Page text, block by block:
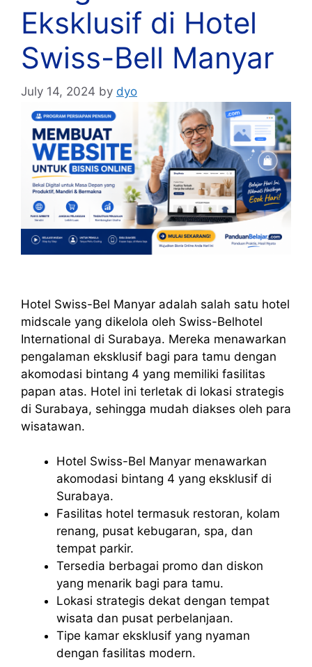
Eksklusif di Hotel
Swiss-Bell Manyar
July 14, 2024 by dyo
Hotel Swiss-Bel Manyar adalah salah satu hotel
midscale yang dikelola oleh Swiss-Belhotel
International di Surabaya. Mereka menawarkan
pengalaman eksklusif bagi para tamu dengan
akomodasi bintang 4 yang memiliki fasilitas
papan atas. Hotel ini terletak di lokasi strategis
di Surabaya, sehingga mudah diakses oleh para
wisatawan.
Hotel Swiss-Bel Manyar menawarkan
akomodasi bintang 4 yang eksklusif di
Surabaya.
Fasilitas hotel termasuk restoran, kolam
renang, pusat kebugaran, spa, dan
tempat parkir.
Tersedia berbagai promo dan diskon
yang menarik bagi para tamu.
Lokasi strategis dekat dengan tempat
wisata dan pusat perbelanjaan.
Tipe kamar eksklusif yang nyaman
dengan fasilitas modern.